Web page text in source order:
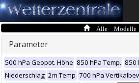
Alle Modelle
Parameter
500 hPa Geopot. Höhe 850 hPa Temp. 850
Niederschlag 2m Temp 700 hPa